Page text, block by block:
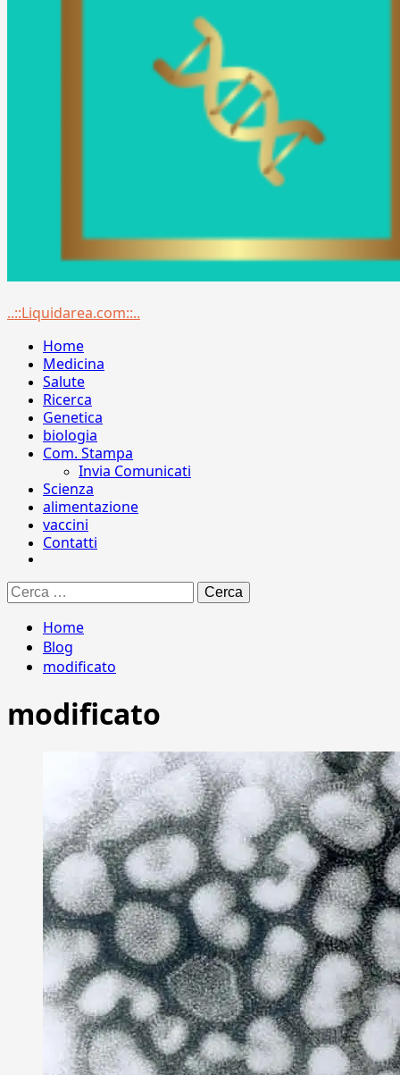
Menu
..::Liquidarea.com::..
Home
Medicina
Salute
Ricerca
Genetica
biologia
Com. Stampa
Invia Comunicati
Scienza
alimentazione
vaccini
Contatti
Ricerca
per:
Home
Blog
modificato
modificato